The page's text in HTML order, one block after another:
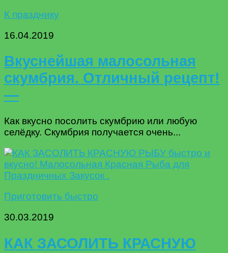
К празднику
16.04.2019
Вкуснейшая малосольная
скумбрия. Отличный рецепт!
—
Как вкусно посолить скумбрию или любую
селёдку. Скумбрия получается очень...
Приготовить быстро
30.03.2019
КАК ЗАСОЛИТЬ КРАСНУЮ